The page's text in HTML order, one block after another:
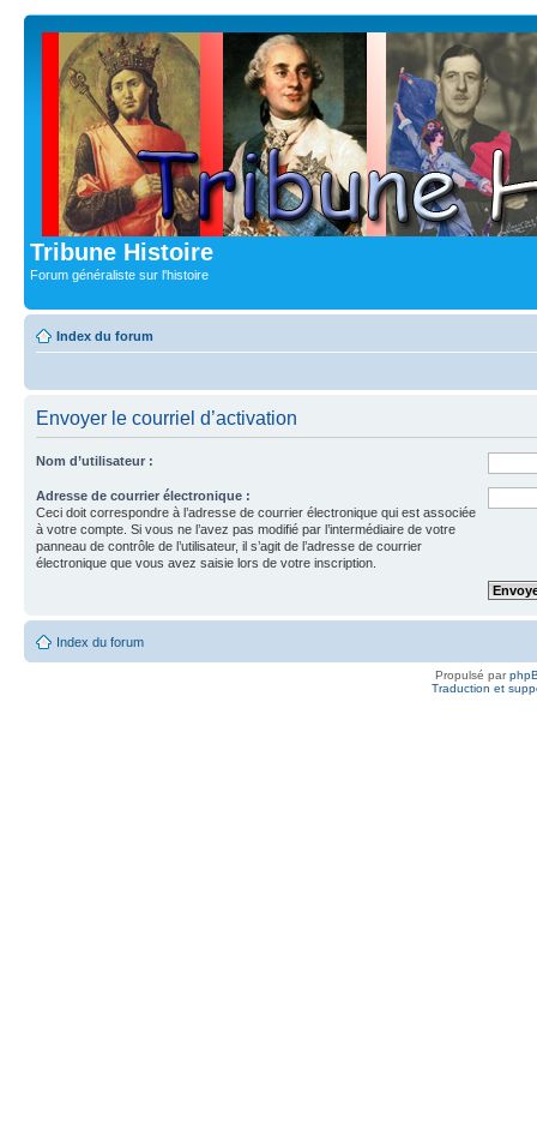
Tribune Histoire
Forum généraliste sur l'histoire
Index du forum
Envoyer le courriel d’activation
Nom d’utilisateur :
Adresse de courrier électronique :
Ceci doit correspondre à l’adresse de courrier électronique qui est associée
à votre compte. Si vous ne l’avez pas modifié par l’intermédiaire de votre
panneau de contrôle de l’utilisateur, il s’agit de l’adresse de courrier
électronique que vous avez saisie lors de votre inscription.
Index du forum
Propulsé par
Traduction et